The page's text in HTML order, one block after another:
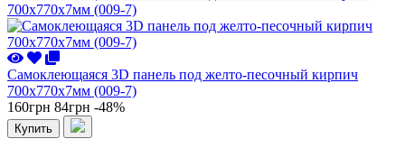
Самоклеющаяся 3D панель под желто-песочный кирпич
700x770x7мм (009-7)
160грн 84грн -48%
Купить